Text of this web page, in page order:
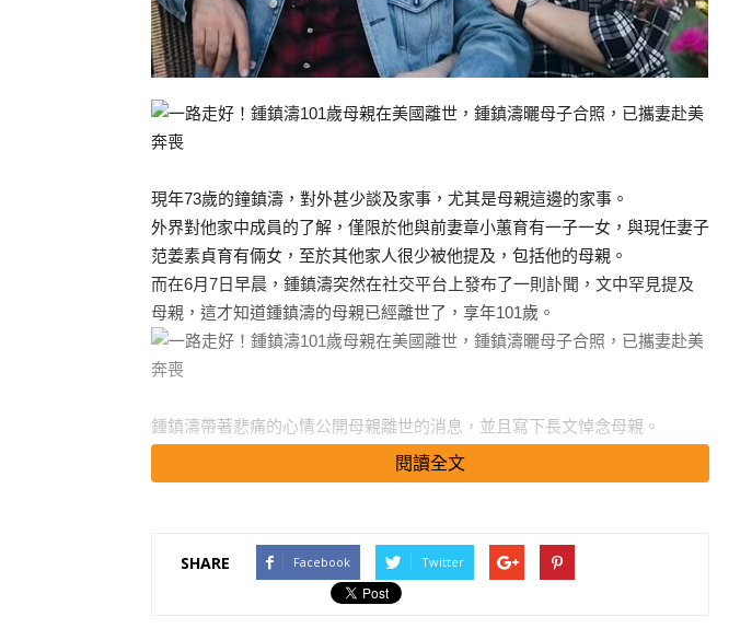
現年73歲的鐘鎮濤，對外甚少談及家事，尤其是母親這邊的家事。
外界對他家中成員的了解，僅限於他與前妻章小蕙育有一子一女，與現任妻子
范姜素貞育有倆女，至於其他家人很少被他提及，包括他的母親。
而在6月7日早晨，鍾鎮濤突然在社交平台上發布了一則訃聞，文中罕見提及
母親，這才知道鍾鎮濤的母親已經離世了，享年101歲。
鍾鎮濤帶著悲痛的心情公開母親離世的消息，並且寫下長文悼念母親。
文字中真情流露，表達出了他對母親的深深的思念之情，他的文筆細膩，飽含
搜尋 Travel
閱讀全文
SHARE Facebook Twitter